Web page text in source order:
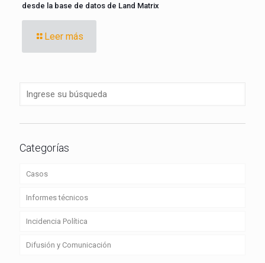
desde la base de datos de Land Matrix
Leer más
Categorías
Casos
Informes técnicos
Incidencia Política
Difusión y Comunicación